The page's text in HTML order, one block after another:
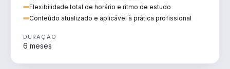
Flexibilidade total de horário e ritmo de estudo
Conteúdo atualizado e aplicável à prática profissional
DURAÇÃO
6 meses